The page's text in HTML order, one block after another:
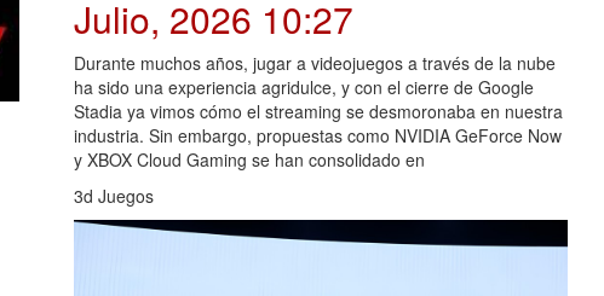
Julio, 2026 10:27
Durante muchos años, jugar a videojuegos a través de la nube
ha sido una experiencia agridulce, y con el cierre de Google
Stadia ya vimos cómo el streaming se desmoronaba en nuestra
industria. Sin embargo, propuestas como NVIDIA GeForce Now
y XBOX Cloud Gaming se han consolidado en
3d Juegos